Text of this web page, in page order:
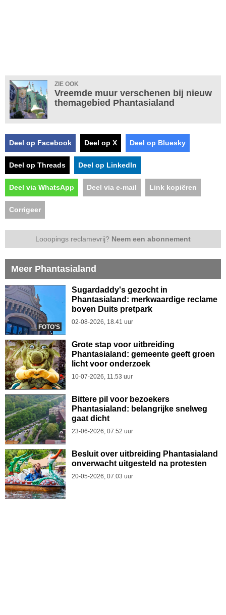
ZIE OOK
Vreemde muur verschenen bij nieuw
themagebied Phantasialand
Deel op Facebook Deel op X Deel op Bluesky
Deel op Threads Deel op LinkedIn
Deel via WhatsApp Deel via e-mail Link kopiëren
Corrigeer
Looopings reclamevrij? Neem een abonnement
Meer Phantasialand
FOTO'S
Sugardaddy's gezocht in
Phantasialand: merkwaardige reclame
boven Duits pretpark
02-08-2026, 18.41 uur
Grote stap voor uitbreiding
Phantasialand: gemeente geeft groen
licht voor onderzoek
10-07-2026, 11.53 uur
Bittere pil voor bezoekers
Phantasialand: belangrijke snelweg
gaat dicht
23-06-2026, 07.52 uur
Besluit over uitbreiding Phantasialand
onverwacht uitgesteld na protesten
20-05-2026, 07.03 uur